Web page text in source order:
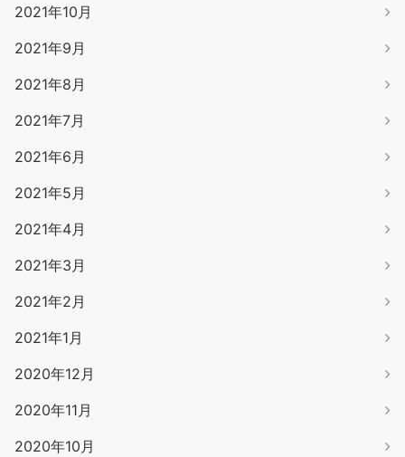
2021年10月
2021年9月
2021年8月
2021年7月
2021年6月
2021年5月
2021年4月
2021年3月
2021年2月
2021年1月
2020年12月
2020年11月
2020年10月